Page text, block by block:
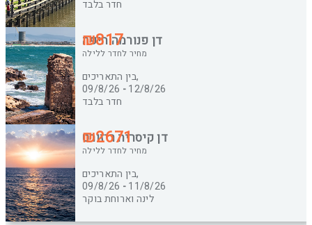
חדר בלבד
דן פנורמה חיפה
₪817
מחיר לחדר ללילה
בין התאריכים,
09/8/26 -12/8/26
חדר בלבד
דן קיסריה ריזורט
₪2671
מחיר לחדר ללילה
בין התאריכים,
09/8/26 -11/8/26
לינה וארוחת בוקר